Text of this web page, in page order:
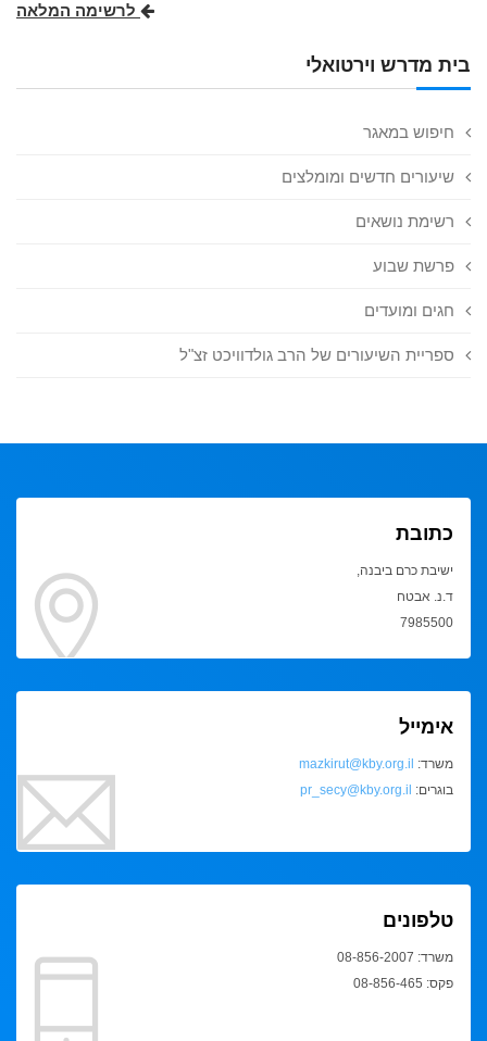
בית מדרש וירטואלי
חיפוש במאגר
שיעורים חדשים ומומלצים
רשימת נושאים
פרשת שבוע
חגים ומועדים
ספריית השיעורים של הרב גולדוויכט זצ"ל
לרשימה המלאה
כתובת
ישיבת כרם ביבנה,
ד.נ. אבטח
7985500
אימייל
משרד: mazkirut@kby.org.il
בוגרים: pr_secy@kby.org.il
טלפונים
משרד: 08-856-2007
פקס: 08-856-465